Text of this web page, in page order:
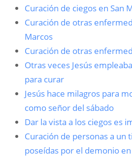
Curación de ciegos en San
Curación de otras
Marcos
Curación de otras
Otras veces Jesús
para curar
Jesús hace milagros para
como señor del sábado
Dar la vista a los ciegos es
Curación de personas a un
poseídas por el demonio